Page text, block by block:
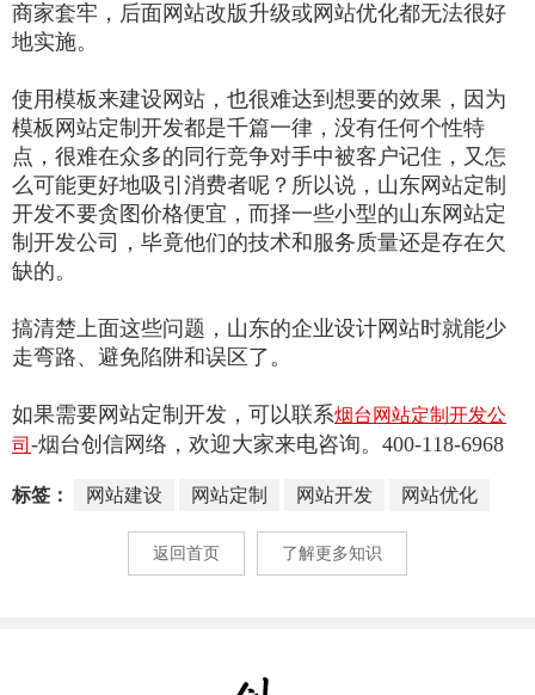
商家套牢，后面网站改版升级或网站优化都无法很好
地实施。
使用模板来建设网站，也很难达到想要的效果，因为
模板网站定制开发都是千篇一律，没有任何个性特
点，很难在众多的同行竞争对手中被客户记住，又怎
么可能更好地吸引消费者呢？所以说，山东网站定制
开发不要贪图价格便宜，而择一些小型的山东网站定
制开发公司，毕竟他们的技术和服务质量还是存在欠
缺的。
搞清楚上面这些问题，山东的企业设计网站时就能少
走弯路、避免陷阱和误区了。
如果需要网站定制开发，可以联系烟台网站定制开发公
司 -烟台创信网络，欢迎大家来电咨询。400-118-6968
标签： 网站建设 网站定制 网站开发 网站优化
返回首页 了解更多知识